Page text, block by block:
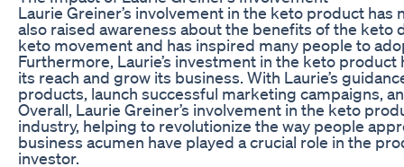
Laurie Greiner’s involvement in the keto product
also raised awareness about the benefits of the
keto movement and has inspired many people to
Furthermore, Laurie’s investment in the keto
its reach and grow its business. With Laurie’s
products, launch successful marketing campaigns,
Overall, Laurie Greiner’s involvement in the keto
industry, helping to revolutionize the way people
business acumen have played a crucial role in the
investor.